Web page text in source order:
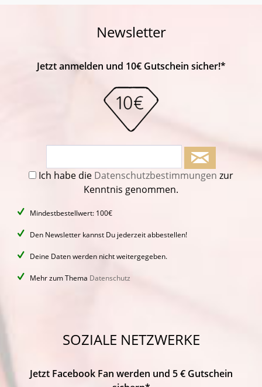
Newsletter
Jetzt anmelden und 10€ Gutschein sicher!*
Ich habe die Datenschutzbestimmungen zur
Kenntnis genommen.
Mindestbestellwert: 100€
Den Newsletter kannst Du jederzeit abbestellen!
Deine Daten werden nicht weitergegeben.
Mehr zum Thema Datenschutz
SOZIALE NETZWERKE
Jetzt Facebook Fan werden und 5 € Gutschein